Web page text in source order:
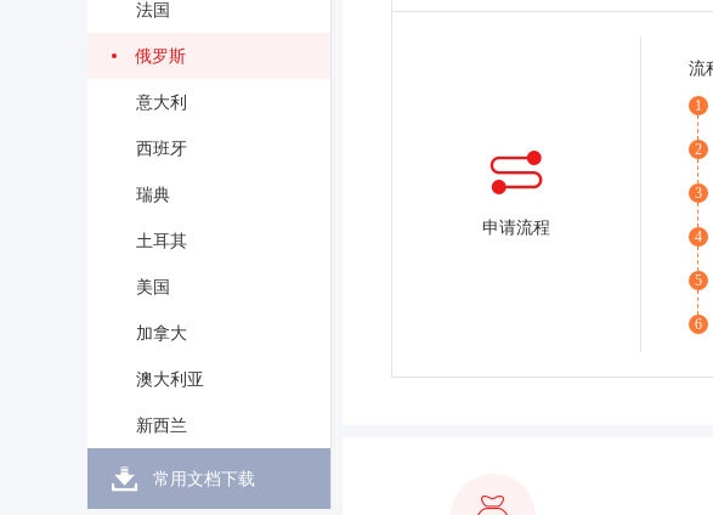
法国
俄罗斯
意大利
西班牙
瑞典
土耳其
美国
加拿大
澳大利亚
新西兰
常用文档下载
申请流程
流
1
2
3
4
5
6